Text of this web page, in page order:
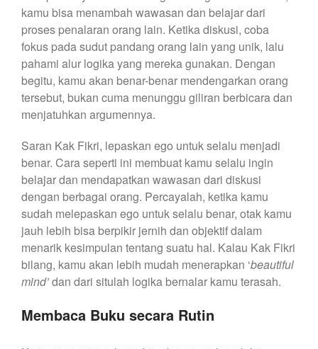
kamu bisa menambah wawasan dan belajar dari
proses penalaran orang lain. Ketika diskusi, coba
fokus pada sudut pandang orang lain yang unik, lalu
pahami alur logika yang mereka gunakan. Dengan
begitu, kamu akan benar-benar mendengarkan orang
tersebut, bukan cuma menunggu giliran berbicara dan
menjatuhkan argumennya.
Saran Kak Fikri, lepaskan ego untuk selalu menjadi
benar. Cara seperti ini membuat kamu selalu ingin
belajar dan mendapatkan wawasan dari diskusi
dengan berbagai orang. Percayalah, ketika kamu
sudah melepaskan ego untuk selalu benar, otak kamu
jauh lebih bisa berpikir jernih dan objektif dalam
menarik kesimpulan tentang suatu hal. Kalau Kak Fikri
bilang, kamu akan lebih mudah menerapkan ‘beautiful
mind’dan dari situlah logika bernalar kamu terasah.
Membaca Buku secara Rutin